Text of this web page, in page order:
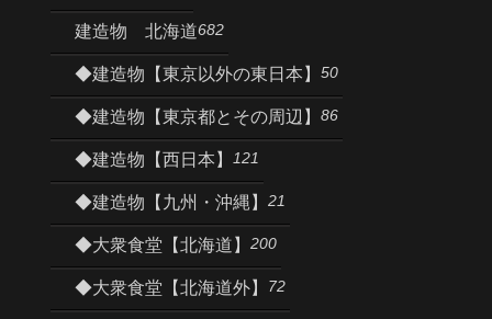
建造物 北海道682
◆建造物【東京以外の東日本】 50
◆建造物【東京都とその周辺】 86
◆建造物【西日本】 121
◆建造物【九州・沖縄】 21
◆大衆食堂【北海道】 200
◆大衆食堂【北海道外】 72